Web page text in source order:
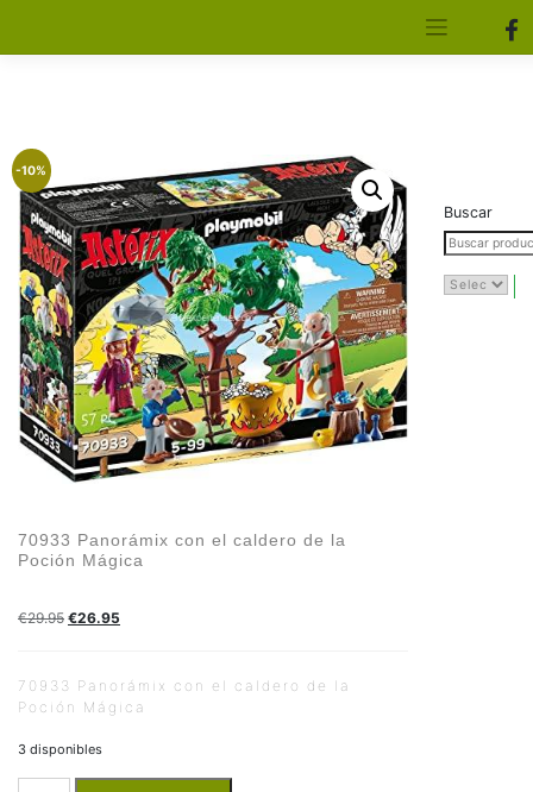
-10%
70933 Panorámix con el caldero de la
Poción Mágica
€29.95 €26.95
70933 Panorámix con el caldero de la
Poción Mágica
3 disponibles
Buscar